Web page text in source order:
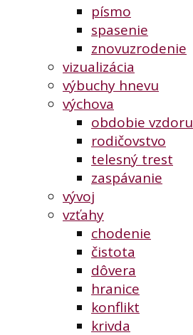
písmo
spasenie
znovuzrodenie
vizualizácia
výbuchy hnevu
výchova
obdobie vzdoru
rodičovstvo
telesný trest
zaspávanie
vývoj
vzťahy
chodenie
čistota
dôvera
hranice
konflikt
krivda